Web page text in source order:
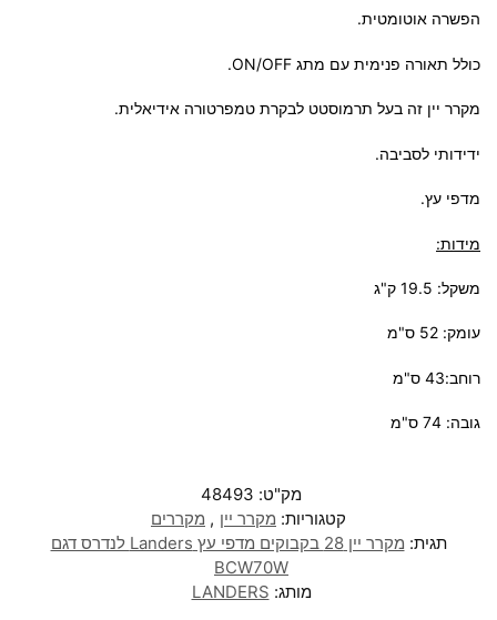
הפשרה אוטומטית.
כולל תאורה פנימית עם מתג ON/OFF.
מקרר יין זה בעל תרמוסטט לבקרת טמפרטורה אידיאלית.
ידידותי לסביבה.
מדפי עץ.
מידות:
משקל: 19.5 ק"ג
עומק: 52 ס"מ
רוחב:43 ס"מ
גובה: 74 ס"מ
מק"ט: 48493
קטגוריות: מקרר יין , מקררים
תגית:
מקרר יין 28 בקבוקים מדפי עץ Landers לנדרס דגם
BCW70W
מותג: LANDERS